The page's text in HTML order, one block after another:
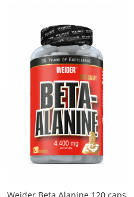
Weider Beta Alanine 120 caps